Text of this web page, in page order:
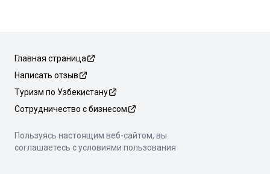
Главная страница
Написать отзыв
Туризм по Узбекистану
Сотрудничество с бизнесом
Пользуясь настоящим веб-сайтом, вы
соглашаетесь с условиями пользования